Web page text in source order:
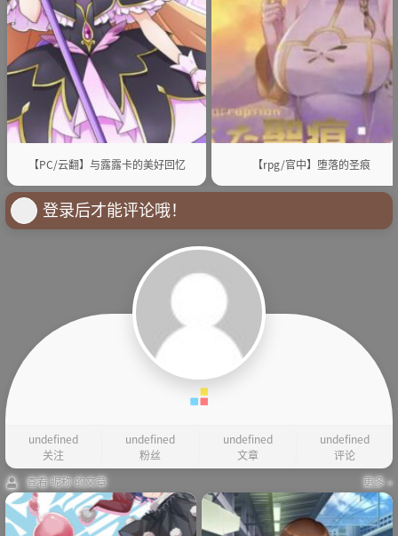
【PC/云翻】与露露卡的美好回忆 【rpg/官中】堕落的圣痕
登录后才能评论哦！
undefined
关注
undefined
粉丝
undefined
文章
undefined
评论
查看 昵称 的文章
更多 »